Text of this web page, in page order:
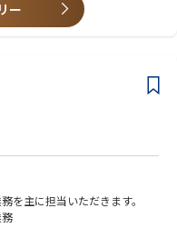
活動やプロジェクトアサイン
与に反映される環境です。(評
う制度になっております。)
には申請必須)、テレワーク可
としており、プロジェクトへ
築につないでいくようなプロ
の立案
定
システム要件の定義・最適化
、実行 ・業務改革支援、チェ
効果の実現化支援
よび導入プロジェクト
イテク業界に興味関心のある
開発/PMO/プロジェクトリー
仕事の経験
ム/SIなど 特定のご知見をベ
バーは多くおります。
ー
を主に担当いただきます。